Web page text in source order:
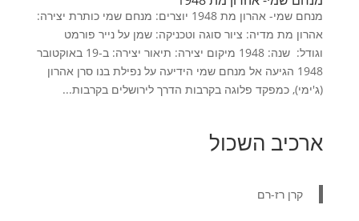
מנחם שמי- אהרון מת 1948 יוצרים: מנחם שמי כותרת יצירה:
אהרון מת מדיה: ציור סוגה וטכניקה: שמן על נייר פורמט
וגודל: שנה: 1948 מיקום יצירה: תיאור יצירה: ב-19 באוקטובר
1948 הגיעה אל מנחם שמי הידיעה על נפילת בנו סרן אהרון
(ג'ימי), כמפקד פלוגה בקרבות הדרך לירושלים בקרבות...
ארכיב השכול
קרן רז-רם